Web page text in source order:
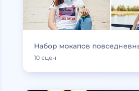
Набор мокапов
10 сцен